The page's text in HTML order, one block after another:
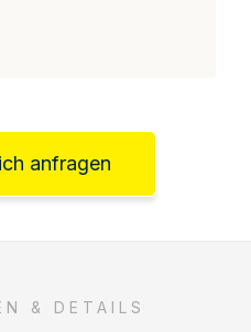
anfragen
& DETAILS